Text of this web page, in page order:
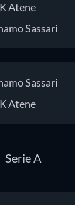
Atene
Sassari
Sassari
Atene
Serie A